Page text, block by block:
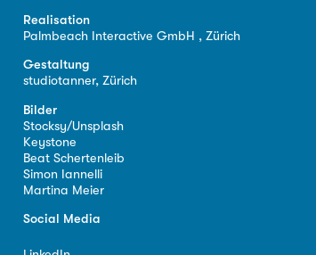
Realisation
Palmbeach Interactive GmbH , Zürich
Gestaltung
studiotanner, Zürich
Bilder
Stocksy/Unsplash
Keystone
Beat Schertenleib
Simon Iannelli
Martina Meier
Social Media